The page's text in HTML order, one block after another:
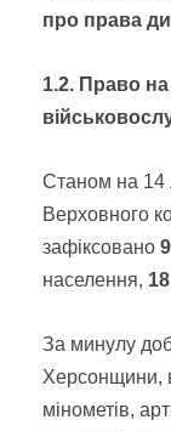
про права
1.2. Право на
Станом на 14
Верховного
зафіксовано
населення,
За минулу
Херсонщини,
мінометів,